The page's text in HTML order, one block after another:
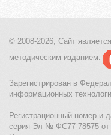
© 2008-2026, Сайт является
методическим изданием.
Зарегистрирован в
информационных
Регистрационный номер и
серия Эл № ФС77-78575 от